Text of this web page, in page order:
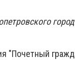
"Почетный